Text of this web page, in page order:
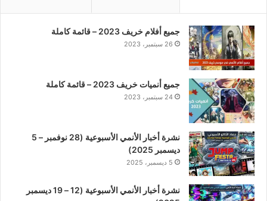
جميع أفلام خريف 2023 – قائمة كاملة
26 سبتمبر، 2023
جميع أنميات خريف 2023 – قائمة كاملة
24 سبتمبر، 2023
نشرة أخبار الأنمي الأسبوعية (28 نوفمبر – 5
ديسمبر 2025)
5 ديسمبر، 2025
نشرة أخبار الأنمي الأسبوعية (12 – 19 ديسمبر